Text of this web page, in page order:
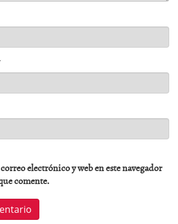
electrónico y web en este navegador
comente.